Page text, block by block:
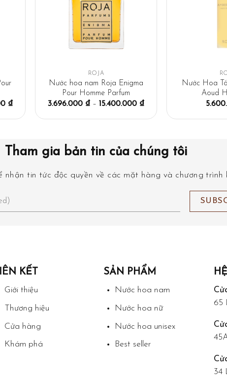
₫
ROJA
Nước hoa nam Roja Enigma
Pour Homme Parfum
3.696.000 ₫– 15.400.000 ₫
Nước Hoa
Aoud
Tham gia bản tin của chúng tôi
tin tức độc quyền về các mặt hàng và chương trình
KẾT
Giới thiệu
Thương hiệu
Cửa hàng
Khám phá
SẢN PHẨM
Nước hoa nam
Nước hoa nữ
Nước hoa unisex
Best seller
65
34